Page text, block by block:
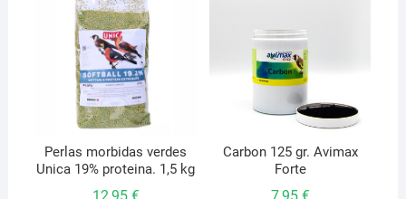
Perlas morbidas verdes
Unica 19% proteina. 1,5 kg
Carbon 125 gr. Avimax
Forte